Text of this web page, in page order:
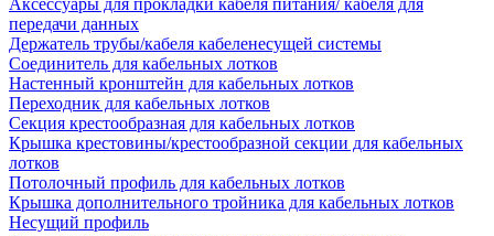
Аксессуары для прокладки кабеля питания/ кабеля для
передачи данных
Держатель трубы/кабеля кабеленесущей системы
Соединитель для кабельных лотков
Настенный кронштейн для кабельных лотков
Переходник для кабельных лотков
Секция крестообразная для кабельных лотков
Крышка крестовины/крестообразной секции для кабельных
лотков
Потолочный профиль для кабельных лотков
Крышка дополнительного тройника для кабельных лотков
Несущий профиль